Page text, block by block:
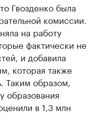
Гвозденко была
комиссии.
на работу
фактически не
и добавила
которая также
Таким образом,
образования
в 1,3 млн